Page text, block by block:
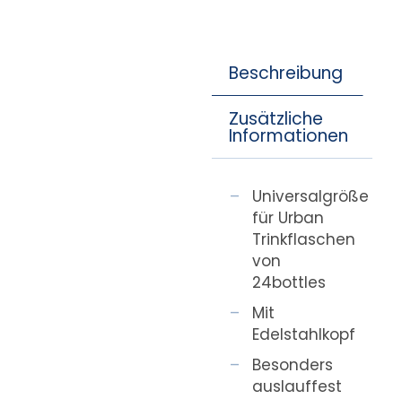
Beschreibung
Zusätzliche
Informationen
Universalgröße
für Urban
Trinkflaschen
von
24bottles
Mit
Edelstahlkopf
Besonders
auslauffest